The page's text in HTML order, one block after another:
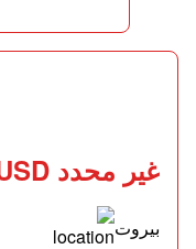
غير محدد USD
بيروت